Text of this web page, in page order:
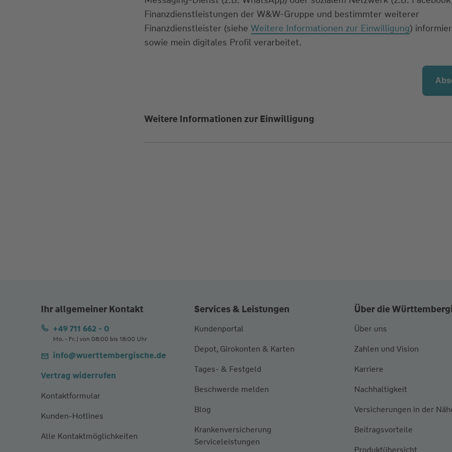
Finanzdienstleistungen der W&W-Gruppe und bestimmter weiterer
Finanzdienstleister (siehe Weitere Informationen zur Einwilligung)
sowie mein digitales Profil verarbeitet.
Weitere Informationen zur Einwilligung
Ihr allgemeiner Kontakt
+49 711 662 - 0
Mo. - Fr. | von 08:00 bis 18:00 Uhr
info@wuerttembergische.de
Vertrag widerrufen
Kontaktformular
Kunden-Hotlines
Alle Kontaktmöglichkeiten
Services & Leistungen
Kundenportal
Depot, Girokonten & Karten
Tages- & Festgeld
Beschwerde melden
Blog
Krankenversicherung
Serviceleistungen
Über die
Über uns
Zahlen und Vision
Karriere
Nachhaltigkeit
Versicherungen in der
Beitragsvorteile